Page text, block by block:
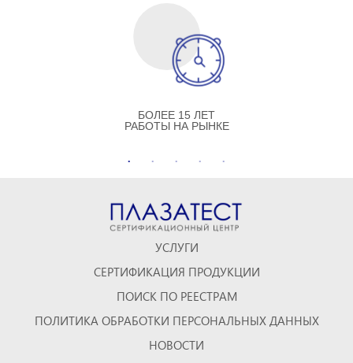
БОЛЕЕ 15 ЛЕТ
РАБОТЫ НА РЫНКЕ
УСЛУГИ
СЕРТИФИКАЦИЯ ПРОДУКЦИИ
ПОИСК ПО РЕЕСТРАМ
ПОЛИТИКА ОБРАБОТКИ ПЕРСОНАЛЬНЫХ ДАННЫХ
НОВОСТИ